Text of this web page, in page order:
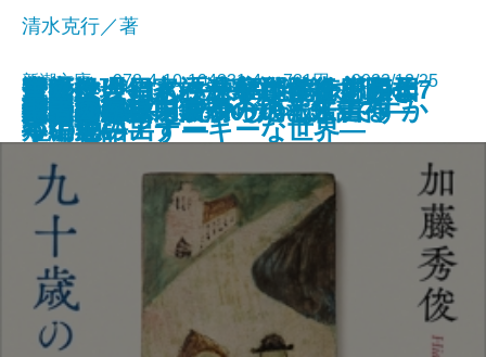
広重ぶるう
母親病
近親殺人―家族が家族を殺すとき
―
冬の日誌／内面からの報告書
ナッシング・マン
今夜は、鍋。―温かな食卓を囲む7
つの物語―
魔女推理―きっといつか、恋のよ
うに思い出す―
婚活1000本ノック
アルマジロの手―宇能鴻一郎傑作
短編集―
室町は今日もハードボイルド―日
本中世のアナーキーな世界―
清水克行／著
新潮文庫 978-4-10-104831-4 781円 2023/12/25
九十歳のラブレター
阿修羅草紙
破天荒
華のかけはし―東福門院徳川和子
―
生贄の門
奇譚蒐集録―鉄環の娘と来訪神―
だってバズりたいじゃないですか
大絵画展
地中の星―東京初の地下鉄走る―
聖者のかけら